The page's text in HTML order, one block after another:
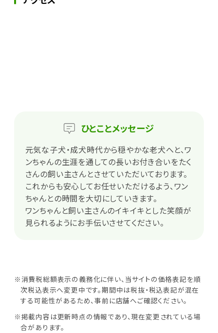
ひとことメッセージ
元気な子犬・成犬時代から穏やかな老犬へと、ワ
ンちゃんの生涯を通しての長いお付き合いをたく
さんの飼い主さんとさせていただいております。
これからも安心してお任せいただけるよう、ワン
ちゃんとの時間を大切にしていきます。
ワンちゃんと飼い主さんのイキイキとした笑顔が
見られるようにお手伝いさせてください。
※消費税総額表示の義務化に伴い、当サイトの価格表記を順
次税込表示へ変更中です。期間中は税抜・税込表記が混在
する可能性があるため、事前に店舗へご確認ください。
※掲載内容は更新時点の情報であり、現在変更されている場
合があります。